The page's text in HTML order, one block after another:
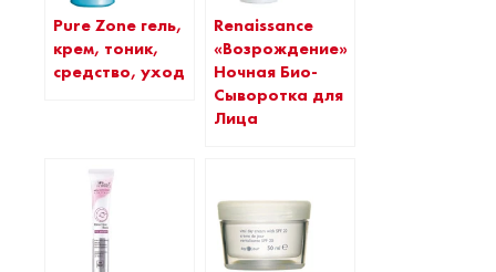
Pure Zone гель,
крем, тоник,
средство, уход
Renaissance
«Возрождение»
Ночная Био-
Сыворотка для
Лица